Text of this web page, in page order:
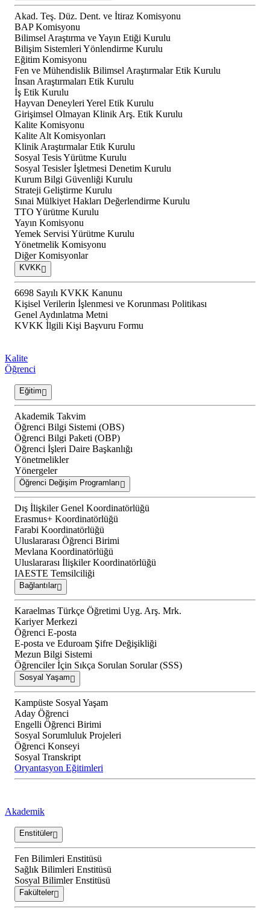
Akad. Teş. Düz. Dent. ve İtiraz Komisyonu
BAP Komisyonu
Bilimsel Araştırma ve Yayın Etiği Kurulu
Bilişim Sistemleri Yönlendirme Kurulu
Eğitim Komisyonu
Fen ve Mühendislik Bilimsel Araştırmalar Etik Kurulu
İnsan Araştırmaları Etik Kurulu
İş Etik Kurulu
Hayvan Deneyleri Yerel Etik Kurulu
Girişimsel Olmayan Klinik Arş. Etik Kurulu
Kalite Komisyonu
Kalite Alt Komisyonları
Klinik Araştırmalar Etik Kurulu
Sosyal Tesis Yürütme Kurulu
Sosyal Tesisler İşletmesi Denetim Kurulu
Kurum Bilgi Güvenliği Kurulu
Strateji Geliştirme Kurulu
Sınai Mülkiyet Hakları Değerlendirme Kurulu
TTO Yürütme Kurulu
Yayın Komisyonu
Yemek Servisi Yürütme Kurulu
Yönetmelik Komisyonu
Diğer Komisyonlar
KVKK
6698 Sayılı KVKK Kanunu
Kişisel Verilerin İşlenmesi ve Korunması Politikası
Genel Aydınlatma Metni
KVKK İlgili Kişi Başvuru Formu
Kalite
Öğrenci
Eğitim
Akademik Takvim
Öğrenci Bilgi Sistemi (OBS)
Öğrenci Bilgi Paketi (OBP)
Öğrenci İşleri Daire Başkanlığı
Yönetmelikler
Yönergeler
Öğrenci Değişim Programları
Dış İlişkiler Genel Koordinatörlüğü
Erasmus+ Koordinatörlüğü
Farabi Koordinatörlüğü
Uluslararası Öğrenci Birimi
Mevlana Koordinatörlüğü
Uluslararası İlişkiler Koordinatörlüğü
IAESTE Temsilciliği
Bağlantılar
Karaelmas Türkçe Öğretimi Uyg. Arş. Mrk.
Kariyer Merkezi
Öğrenci E-posta
E-posta ve Eduroam Şifre Değişikliği
Mezun Bilgi Sistemi
Öğrenciler İçin Sıkça Sorulan Sorular (SSS)
Sosyal Yaşam
Kampüste Sosyal Yaşam
Aday Öğrenci
Engelli Öğrenci Birimi
Sosyal Sorumluluk Projeleri
Öğrenci Konseyi
Sosyal Transkript
Oryantasyon Eğitimleri
Akademik
Enstitüler
Fen Bilimleri Enstitüsü
Sağlık Bilimleri Enstitüsü
Sosyal Bilimler Enstitüsü
Fakülteler